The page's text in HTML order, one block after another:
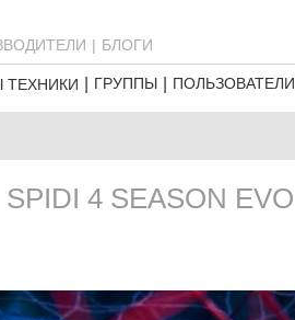
БЛОГИ
ТЕХНИКИ ГРУППЫ ПОЛЬЗОВАТЕЛИ
4 SEASON EVO